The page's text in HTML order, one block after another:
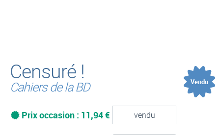
Censuré !
Cahiers de la BD Vendu
Prix occasion : 11,94 € vendu